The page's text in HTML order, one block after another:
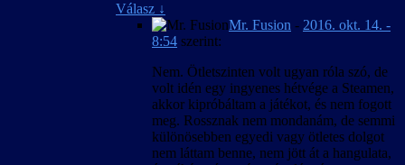
Válasz ↓
Mr. Fusion - 2016. okt. 14. -
8:54 szerint:
Nem. Ötletszinten volt ugyan róla szó, de
volt idén egy ingyenes hétvége a Steamen,
akkor kipróbáltam a játékot, és nem fogott
meg. Rossznak nem mondanám, de semmi
különösebben egyedi vagy ötletes dolgot
nem láttam benne, nem jött át a hangulata,